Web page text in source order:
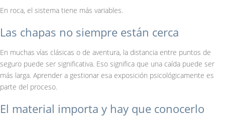
En roca, el sistema tiene más variables.
Las chapas no siempre están cerca
En muchas vías clásicas o de aventura, la distancia entre puntos de
seguro puede ser significativa. Eso significa que una caída puede ser
más larga. Aprender a gestionar esa exposición psicológicamente es
parte del proceso.
El material importa y hay que conocerlo